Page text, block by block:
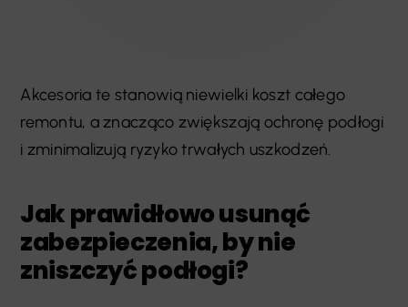
Akcesoria te stanowią niewielki koszt całego
remontu, a znacząco zwiększają ochronę podłogi
i zminimalizują ryzyko trwałych uszkodzeń.
Jak prawidłowo usunąć
zabezpieczenia, by nie
zniszczyć podłogi?